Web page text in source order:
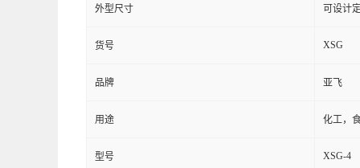
外型尺寸 可设计
货号 XSG
品牌 亚飞
用途 化工，
型号 XSG-4